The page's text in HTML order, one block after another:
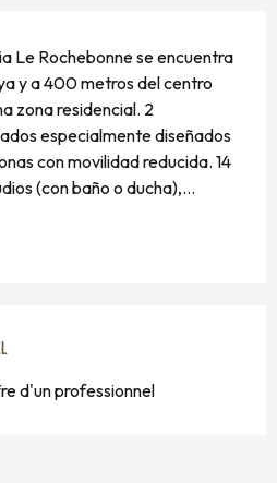
Le Rochebonne se encuentra
y a 400 metros del centro
zona residencial. 2
especialmente diseñados
con movilidad reducida. 14
(con baño o ducha),...
d'un professionnel